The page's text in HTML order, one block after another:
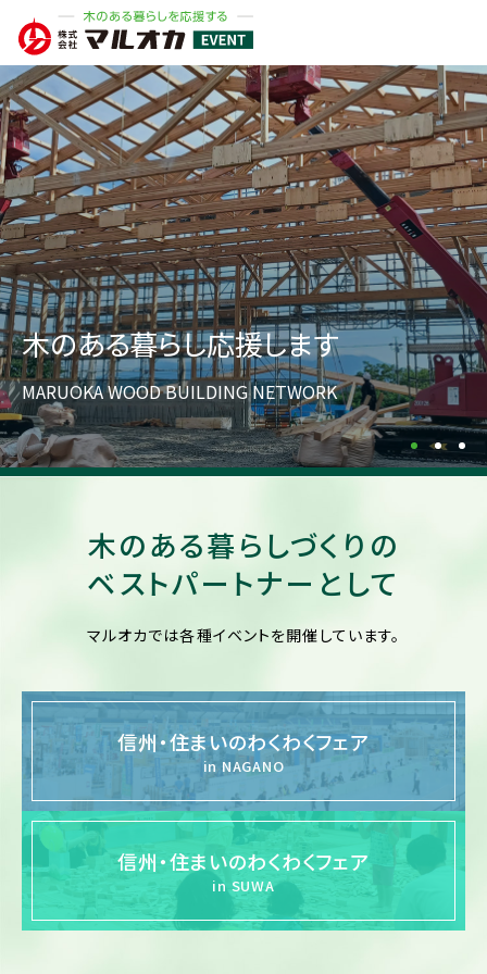
木のある暮らし応援します
MARUOKA WOOD BUILDING NETWORK
木のある暮らしづくりの
ベストパートナーとして
マルオカでは各種イベントを開催しています。
信州・住まいのわくわくフェア
in NAGANO
信州・住まいのわくわくフェア
in SUWA